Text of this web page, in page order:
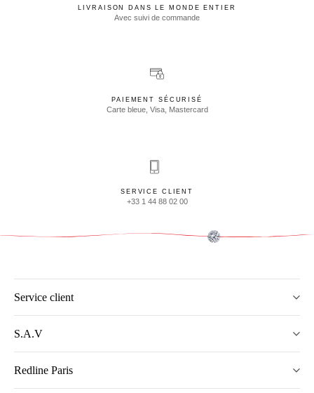
LIVRAISON DANS LE MONDE ENTIER
Avec suivi de commande
PAIEMENT SÉCURISÉ
Carte bleue, Visa, Mastercard
SERVICE CLIENT
+33 1 44 88 02 00
Service client
S.A.V
Redline Paris